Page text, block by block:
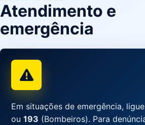
Atendimento e
emergência
Em situações de emergência, ligue
ou 193 (Bombeiros). Para